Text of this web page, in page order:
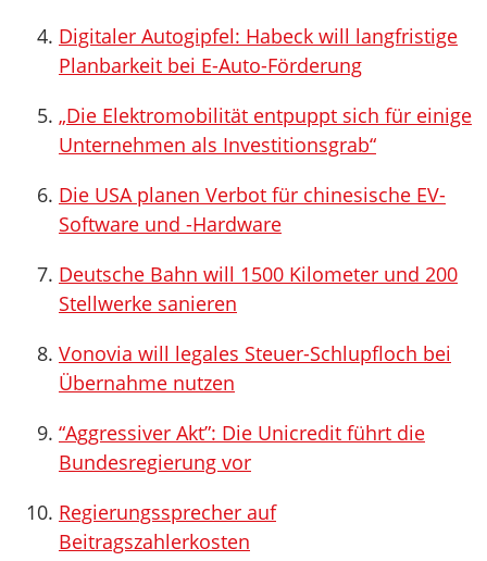
Digitaler Autogipfel: Habeck will langfristige
Planbarkeit bei E-Auto-Förderung
„Die Elektromobilität entpuppt sich für einige
Unternehmen als Investitionsgrab“
Die USA planen Verbot für chinesische EV-
Software und -Hardware
Deutsche Bahn will 1500 Kilometer und 200
Stellwerke sanieren
Vonovia will legales Steuer-Schlupfloch bei
Übernahme nutzen
“Aggressiver Akt”: Die Unicredit führt die
Bundesregierung vor
Regierungssprecher auf
Beitragszahlerkosten